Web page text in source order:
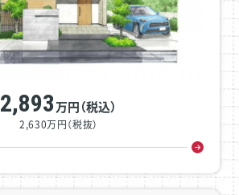
2,893万円（税込）
2,630万円（税抜）